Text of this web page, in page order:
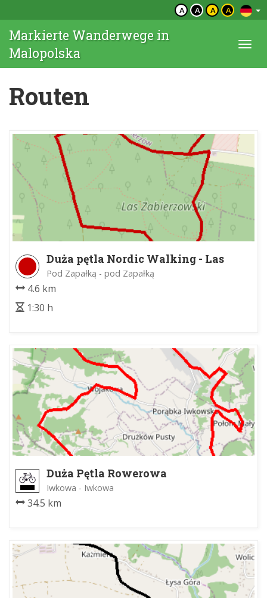
A A A A
Markierte Wanderwege in
Malopolska
Routen
Duża pętla Nordic Walking - Las
Zabierzowski
Pod Zapałką - pod Zapałką
4.6 km
1:30 h
Duża Pętla Rowerowa
Iwkowa - Iwkowa
34.5 km